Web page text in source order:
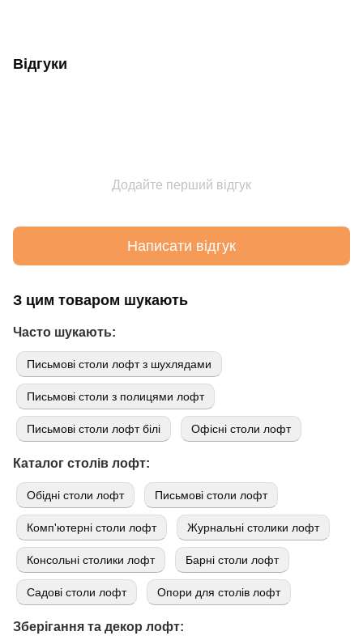
Відгуки
Додайте перший відгук
Написати відгук
З цим товаром шукають
Часто шукають:
Письмові столи лофт з шухлядами
Письмові столи з полицями лофт
Письмові столи лофт білі Офісні столи лофт
Каталог столів лофт:
Обідні столи лофт Письмові столи лофт
Комп'ютерні столи лофт Журнальні столики лофт
Консольні столики лофт Барні столи лофт
Садові столи лофт Опори для столів лофт
Зберігання та декор лофт: